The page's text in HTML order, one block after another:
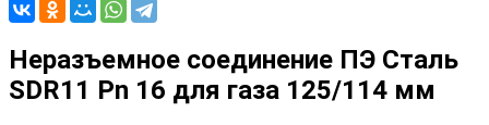
Неразъемное соединение ПЭ Сталь
SDR11 Pn 16 для газа 125/114 мм